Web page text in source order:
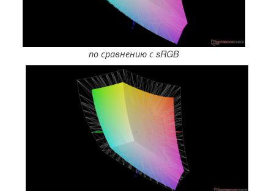
по сравнению с sRGB